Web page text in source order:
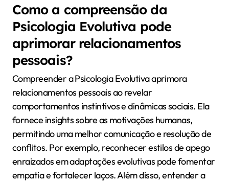
Como a compreensão da
Psicologia Evolutiva pode
aprimorar relacionamentos
pessoais?
Compreender a Psicologia Evolutiva aprimora
relacionamentos pessoais ao revelar
comportamentos instintivos e dinâmicas sociais. Ela
fornece insights sobre as motivações humanas,
permitindo uma melhor comunicação e resolução de
conflitos. Por exemplo, reconhecer estilos de apego
enraizados em adaptações evolutivas pode fomentar
empatia e fortalecer laços. Além disso, entender a